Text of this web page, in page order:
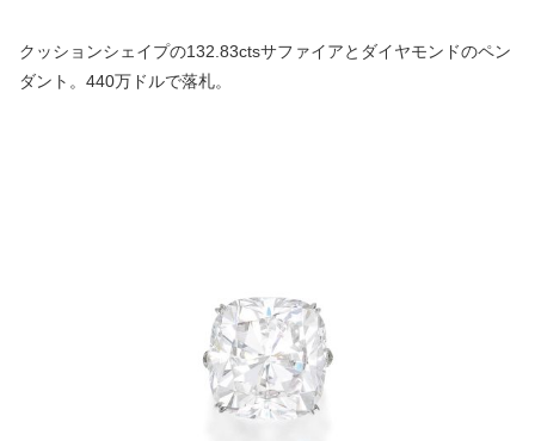
クッションシェイプの132.83ctsサファイアとダイヤモンドのペン
ダント。440万ドルで落札。